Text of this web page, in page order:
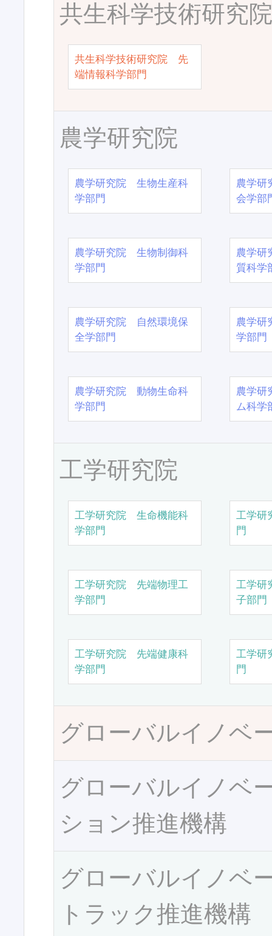
共生科学技術研究
共生科学技術研究院 先
端情報科学部門
農学研究院
農学研究院 生物生産科
学部門
農学
会学部
農学研究院 生物制御科
学部門
農学
質科学
農学研究院 自然環境保
全学部門
農学
学部門
農学研究院 動物生命科
学部門
農学
ム科学
工学研究院
工学研究院 生命機能科
学部門
工学研
門
工学研究院 先端物理工
学部門
工学研
子部門
工学研究院 先端健康科
学部門
工学研
門
グローバルイノベ
グローバルイノベ
ション推進機構
グローバルイノベ
トラック推進機構